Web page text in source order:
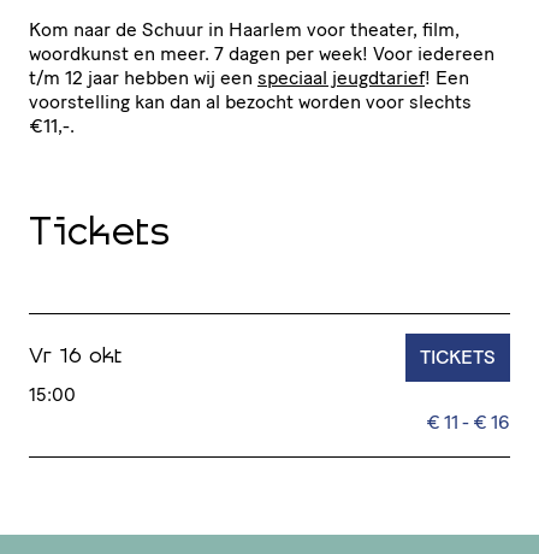
Kom naar de Schuur in Haarlem voor theater, film,
woordkunst en meer. 7 dagen per week! Voor iedereen
t/​m 12 jaar hebben wij een speciaal jeugdtarief! Een
voor­stel­ling kan dan al bezocht worden voor slechts
€11,-.
Tickets
Vr 16 okt
15:00
€ 11 - € 16
TICKETS